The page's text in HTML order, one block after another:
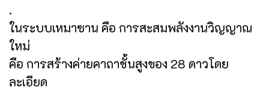
.
ในระบบเหมาซาน คือ การสะสมพลังงานวิญญาณ
ใหม่
คือ การสร้างค่ายคาถาชั้นสูงของ 28 ดาวโดย
ละเอียด